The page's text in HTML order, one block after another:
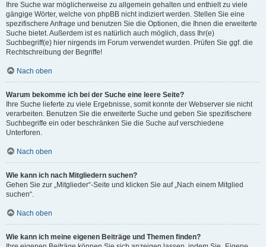
Ihre Suche war möglicherweise zu allgemein gehalten und enthielt zu viele
gängige Wörter, welche von phpBB nicht indiziert werden. Stellen Sie eine
spezifischere Anfrage und benutzen Sie die Optionen, die Ihnen die erweiterte
Suche bietet. Außerdem ist es natürlich auch möglich, dass Ihr(e)
Suchbegriff(e) hier nirgends im Forum verwendet wurden. Prüfen Sie ggf. die
Rechtschreibung der Begriffe!
Nach oben
Warum bekomme ich bei der Suche eine leere Seite?
Ihre Suche lieferte zu viele Ergebnisse, somit konnte der Webserver sie nicht
verarbeiten. Benutzen Sie die erweiterte Suche und geben Sie spezifischere
Suchbegriffe ein oder beschränken Sie die Suche auf verschiedene
Unterforen.
Nach oben
Wie kann ich nach Mitgliedern suchen?
Gehen Sie zur „Mitglieder“-Seite und klicken Sie auf „Nach einem Mitglied
suchen“.
Nach oben
Wie kann ich meine eigenen Beiträge und Themen finden?